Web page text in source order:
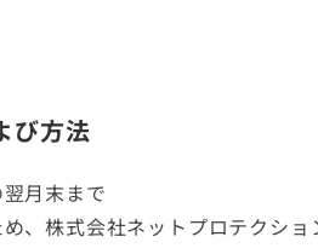
び方法
月末まで
め、株式会社ネットプロテクシ